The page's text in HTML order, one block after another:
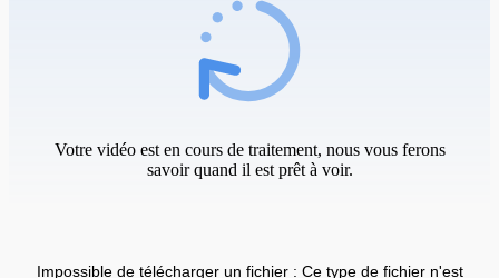
Votre vidéo est en cours de traitement, nous vous ferons
savoir quand il est prêt à voir.
Impossible de télécharger un fichier : Ce type de fichier n'est